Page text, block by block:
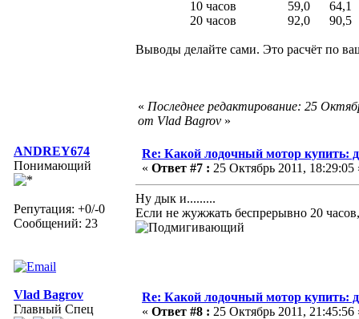
10 часов 59,0 64,1
20 часов 92,0 90,5
Выводы делайте сами. Это расчёт по
« Последнее редактирование: 25
от Vlad Bagrov »
ANDREY674
Понимающий
Репутация: +0/-0
Сообщений: 23
Re: Какой лодочный мотор купить:
« Ответ #7 : 25 Октябрь 2011, 18:29:05
Ну дык и.........
Если не жужжать беспрерывно 20
Vlad Bagrov
Главный Спец
Re: Какой лодочный мотор купить:
« Ответ #8 : 25 Октябрь 2011, 21:45:56